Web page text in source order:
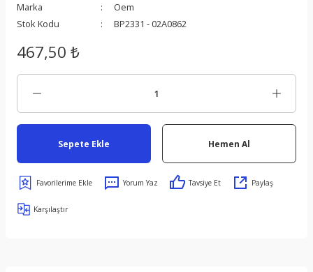
Marka
Oem
Stok Kodu
BP2331 - 02A0862
467,50 ₺
Sepete Ekle Hemen Al
Yorum Yaz Tavsiye Et Paylaş
Karşılaştır